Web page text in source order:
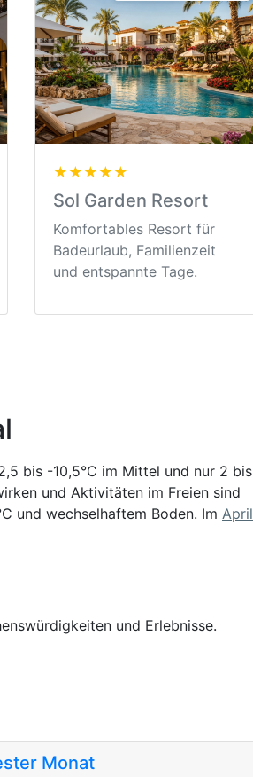
★★★★★
Sol Garden Resort
Komfortables Resort für
Badeurlaub, Familienzeit
und entspannte Tage.
bis -10,5°C im Mittel und nur 2 bis
und Aktivitäten im Freien sind
und wechselhaftem Boden. Im April
und Erlebnisse.
Monat